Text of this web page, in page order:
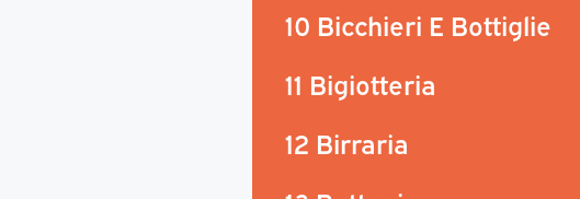
10 Bicchieri E Bottiglie
11 Bigiotteria
12 Birraria